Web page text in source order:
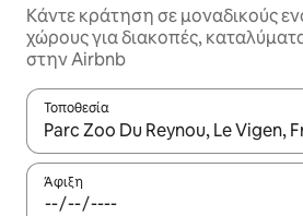
Κάντε κράτηση σε μοναδικούς
χώρους για διακοπές,
στην Airbnb
Τοποθεσία
Όταν τα αποτελέσματα είναι
Άφιξη